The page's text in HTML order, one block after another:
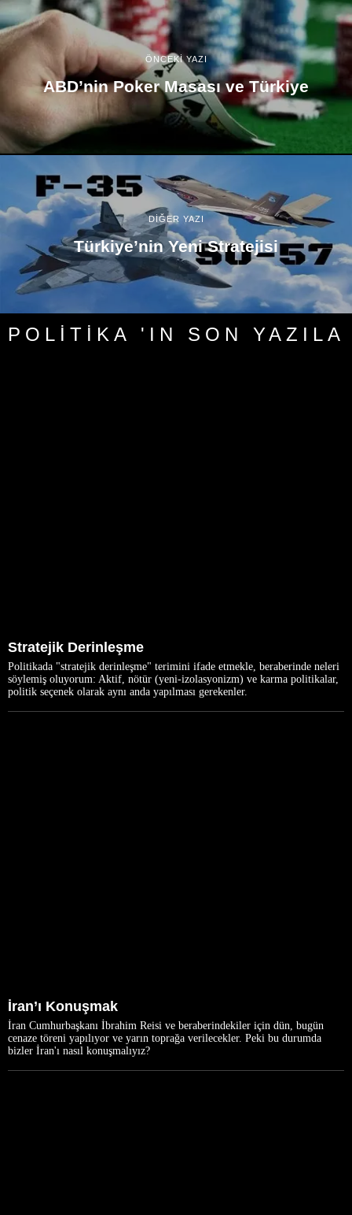
ÖNCEKİ YAZI
ABD’nin Poker Masası ve Türkiye
DİĞER YAZI
Türkiye’nin Yeni Stratejisi
POLITIKA 'IN SON
Stratejik Derinleşme
Politikada "stratejik derinleşme" terimini ifade etmekle, beraberinde neleri
söylemiş oluyorum: Aktif, nötür (yeni-izolasyonizm) ve karma politikalar,
politik seçenek olarak aynı anda yapılması gerekenler.
İran’ı Konuşmak
İran Cumhurbaşkanı İbrahim Reisi ve beraberindekiler için dün, bugün
cenaze töreni yapılıyor ve yarın toprağa verilecekler. Peki bu durumda
bizler İran'ı nasıl konuşmalıyız?